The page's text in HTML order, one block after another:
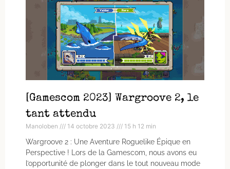
[Gamescom 2023] Wargroove 2, le
tant attendu
Manoloben 14 octobre 2023 15 h 12 min
Wargroove 2 : Une Aventure Roguelike Épique en
Perspective ! Lors de la Gamescom, nous avons eu
l’opportunité de plonger dans le tout nouveau mode